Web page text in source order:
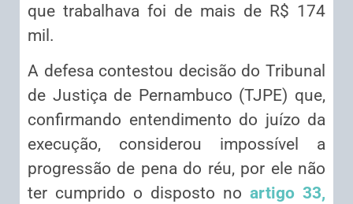
que trabalhava foi de mais de R$ 174
mil.
A defesa contestou decisão do Tribunal
de Justiça de Pernambuco (TJPE) que,
confirmando entendimento do juízo da
execução, considerou impossível a
progressão de pena do réu, por ele não
ter cumprido o disposto no artigo 33,